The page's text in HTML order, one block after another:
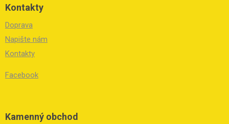
Kontakty
Doprava
Napište nám
Kontakty
Facebook
Kamenný obchod